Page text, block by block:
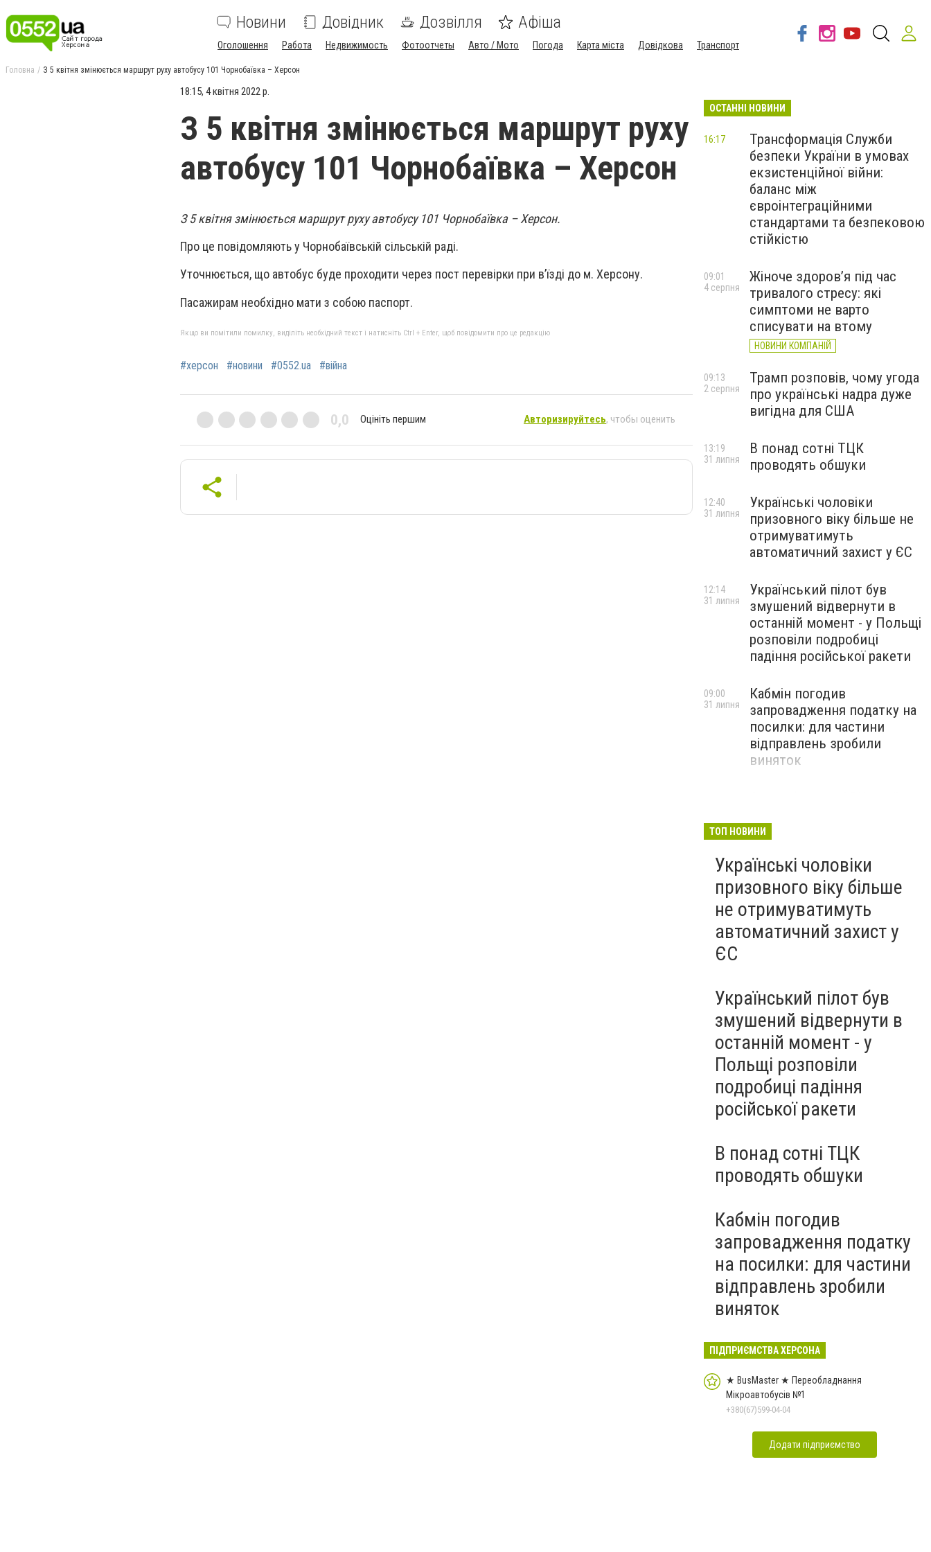
Новини Довідник Дозвілля Афіша
Оголошення Работа Недвижимость Фотоотчеты Авто / Мото Погода Карта міста Довідкова Транспорт
Головна З 5 квітня змінюється маршрут руху автобусу 101 Чорнобаївка – Херсон
18:15, 4 квітня 2022 р.
З 5 квітня змінюється маршрут руху
автобусу 101 Чорнобаївка – Херсон
З 5 квітня змінюється маршрут руху автобусу 101 Чорнобаївка – Херсон.
Про це повідомляють у Чорнобаївській сільській раді.
Уточнюється, що автобус буде проходити через пост перевірки при в’їзді до м. Херсону.
Пасажирам необхідно мати з собою паспорт.
Якщо ви помітили помилку, виділіть необхідний текст і натисніть Ctrl + Enter, щоб повідомити про це редакцію
#херсон #новини #0552.ua #війна
0,0 Оцініть першим Авторизируйтесь, чтобы оценить
ОСТАННІ НОВИНИ
Трансформація Служби
безпеки України в умовах
екзистенційної війни:
баланс між
євроінтеграційними
стандартами та безпековою
стійкістю
16:17
Жіноче здоров’я під час
тривалого стресу: які
симптоми не варто
списувати на втому
НОВИНИ КОМПАНІЙ
09:01
4 серпня
Трамп розповів, чому угода
про українські надра дуже
вигідна для США
09:13
2 серпня
В понад сотні ТЦК
проводять обшуки
13:19
31 липня
Українські чоловіки
призовного віку більше не
отримуватимуть
автоматичний захист у ЄС
12:40
31 липня
Український пілот був
змушений відвернути в
останній момент - у Польщі
розповіли подробиці
падіння російської ракети
12:14
31 липня
Кабмін погодив
запровадження податку на
посилки: для частини
відправлень зробили
виняток
09:00
31 липня
доброчесності й
ТОП НОВИНИ
Українські чоловіки
призовного віку більше
не отримуватимуть
автоматичний захист у
ЄС
Український пілот був
змушений відвернути в
останній момент - у
Польщі розповіли
подробиці падіння
російської ракети
В понад сотні ТЦК
проводять обшуки
Кабмін погодив
запровадження податку
на посилки: для частини
відправлень зробили
виняток
ПІДПРИЄМСТВА ХЕРСОНА
★ BusMaster ★ Переобладнання
Мікроавтобусів №1
+380(67)599-04-04
Додати підприємство